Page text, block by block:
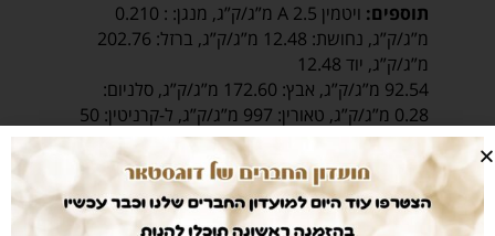
תוספים:
ויטמין A 2.5 מ”ג/ק”ג, מנגן: : 0.210
מ”ג/ק”ג, נחושת: 12.48 מ”ג/ק”ג, ברזל: 202.76
מ”ג/ק”ג, יוד 12.48
92.54 מ”ג/ק”ג, אבץ: 172.60 מ”ג/ק”ג, סלניום:
0.28 מ”ג/ק”ג, טאורין: 997 מ”ג/ק”ג, ל-קרניטין: 50
מ”ג/ק”ג. מכיל אנטיאוקסידנטים וחומרים משמרים
שאושרו על ידי האיחוד האירופי.